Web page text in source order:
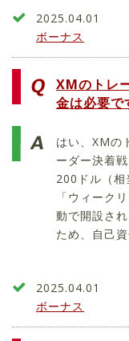
2025.04.01
ボーナス
XMのトレ
金は必要で
はい、XMの
ーダー決着
200ドル（相
「ウィーク
動で開設さ
ため、自己
2025.04.01
ボーナス